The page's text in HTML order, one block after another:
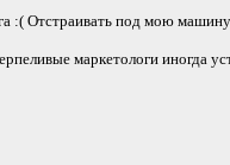
:( Отстраивать под мою
маркетологи иногда